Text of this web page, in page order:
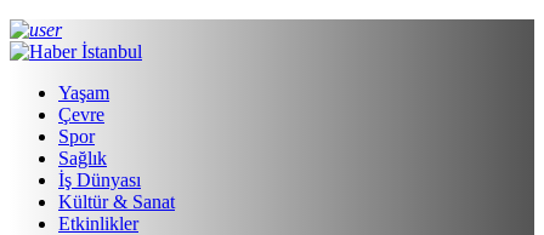
Yaşam
Çevre
Spor
Sağlık
İş Dünyası
Kültür & Sanat
Etkinlikler